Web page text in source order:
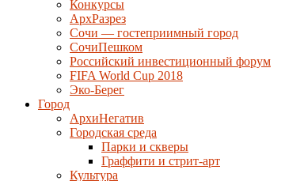
Конкурсы
АрхРазрез
Сочи — гостеприимный город
СочиПешком
Российский инвестиционный форум
FIFA World Cup 2018
Эко-Берег
Город
АрхиНегатив
Городская среда
Парки и скверы
Граффити и стрит-арт
Культура